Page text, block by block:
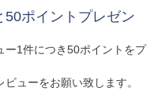
レディース
50ポイントプレゼン
ー1件につき50ポイントをプ
ューをお願い致します。